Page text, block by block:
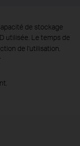
de stockage
utilisée. Le temps de
de l'utilisation.